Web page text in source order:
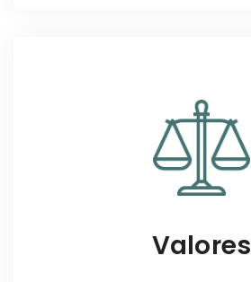
Valores